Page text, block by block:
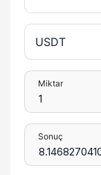
Miktar
Sonuç